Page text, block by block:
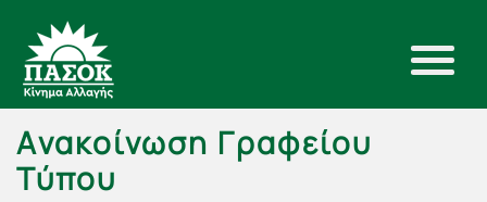
Aνακοίνωση Γραφείου
Τύπου